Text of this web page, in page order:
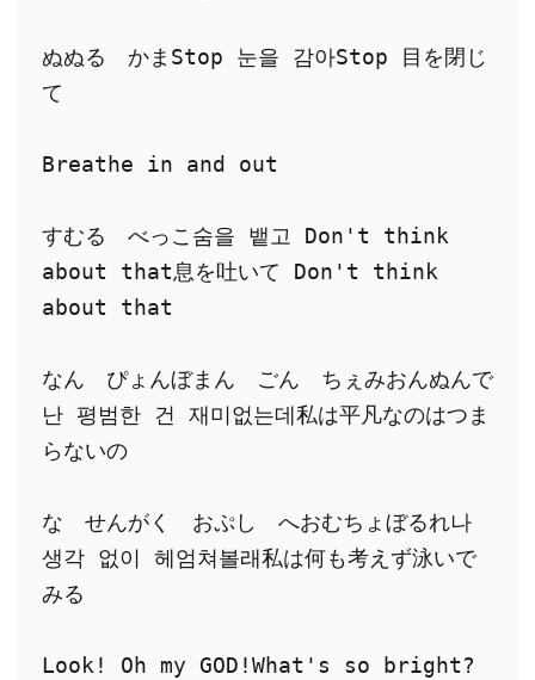
ぬぬる　かまStop 눈을 감아Stop 目を閉じ
て
Breathe in and out
すむる　べっこ숨을 뱉고 Don't think
about that息を吐いて Don't think
about that
なん　ぴょんぼまん　ごん　ちぇみおんぬんで
난 평범한 건 재미없는데私は平凡なのはつま
らないの
な　せんがく　おぷし　へおむちょぼるれ나
생각 없이 헤엄쳐볼래私は何も考えず泳いで
みる
Look! Oh my GOD!What's so bright?